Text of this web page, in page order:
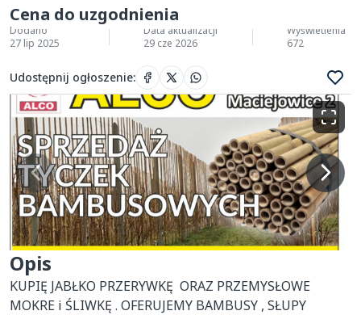
Cena do uzgodnienia
Dodano
27 lip 2025
Data aktualizacji
29 cze 2026
Wyświetlenia
672
Udostępnij ogłoszenie:
Opis
KUPIĘ JABŁKO PRZERYWKĘ  ORAZ PRZEMYSŁOWE
MOKRE i ŚLIWKĘ . OFERUJEMY BAMBUSY , SŁUPY